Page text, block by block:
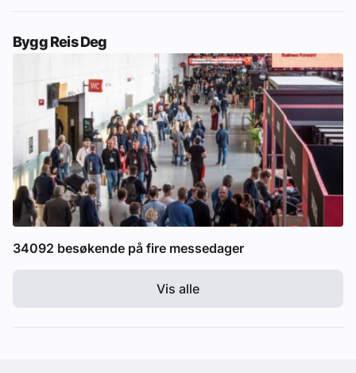
Bygg Reis Deg
34092 besøkende på fire messedager
Vis alle